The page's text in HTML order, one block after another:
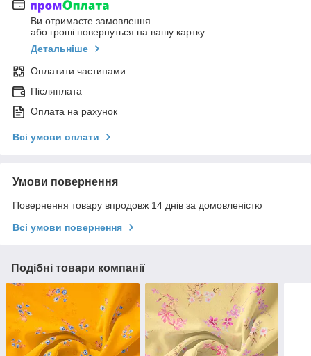
Ви отримаєте замовлення
або гроші повернуться на вашу картку
Детальніше
Оплатити частинами
Післяплата
Оплата на рахунок
Всі умови оплати
Умови повернення
Повернення товару впродовж 14 днів за домовленістю
Всі умови повернення
Подібні товари компанії